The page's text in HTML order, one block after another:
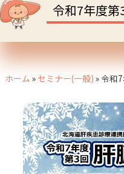
令和7年度
ホーム »セミナー(一般) » 令和